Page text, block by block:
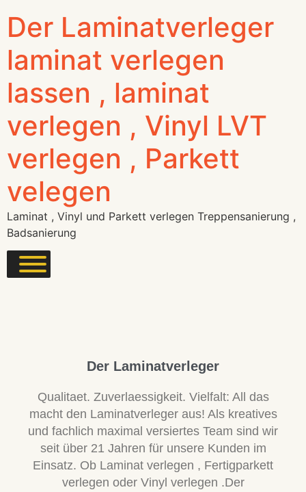
Der Laminatverleger
laminat verlegen
lassen , laminat
verlegen , Vinyl LVT
verlegen , Parkett
velegen
Laminat , Vinyl und Parkett verlegen Treppensanierung ,
Badsanierung
Der Laminatverleger
Qualitaet. Zuverlaessigkeit. Vielfalt: All das
macht den Laminatverleger aus! Als kreatives
und fachlich maximal versiertes Team sind wir
seit über 21 Jahren für unsere Kunden im
Einsatz. Ob Laminat verlegen , Fertigparkett
verlegen oder Vinyl verlegen .Der